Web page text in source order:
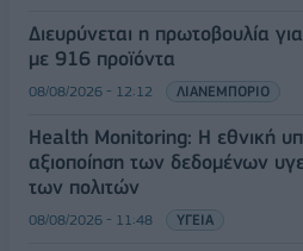
Διευρύνεται η πρωτοβουλία
με 916 προϊόντα
08/08/2026 - 12:12 ΛΙΑΝΕΜΠΟΡΙΟ
Health Monitoring: Η εθνική
αξιοποίηση των δεδομένων
των πολιτών
08/08/2026 - 11:48 ΥΓΕΙΑ